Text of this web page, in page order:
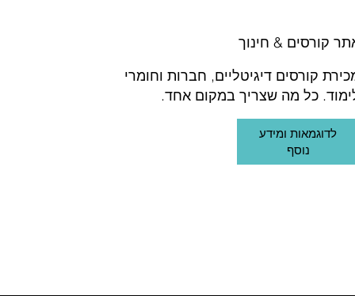
קורסים & חינוך
קורסים דיגיטליים, חברות וחומרי
כל מה שצריך במקום אחד.
לדוגמאות ומידע
נוסף